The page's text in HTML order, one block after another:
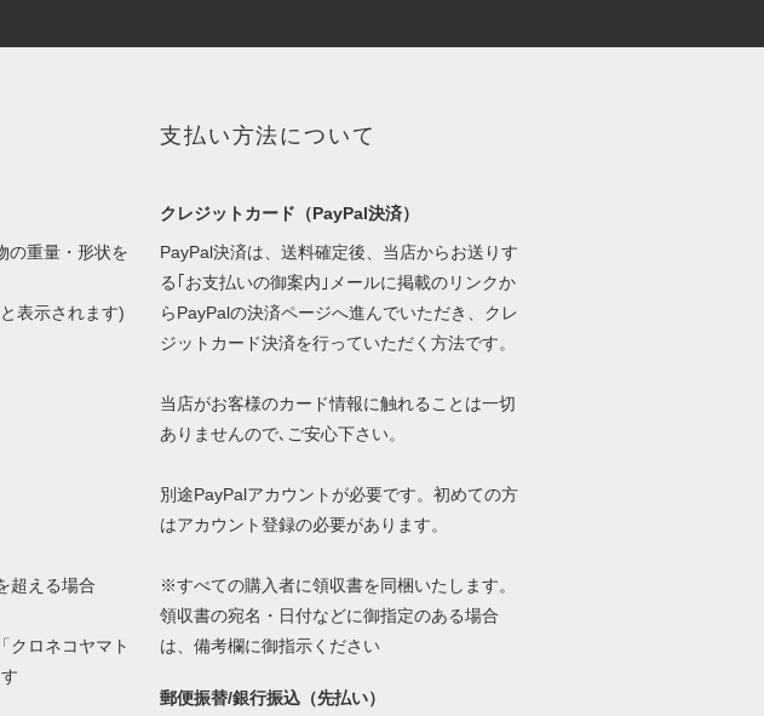
の重量・形状を
表示されます)
超える場合
クロネコヤマト
支払い方法について
クレジットカード（PayPal決済）
PayPal決済は、送料確定後、当店からお送りす
る｢お支払いの御案内｣メールに掲載のリンクか
らPayPalの決済ページへ進んでいただき、クレ
ジットカード決済を行っていただく方法です。
当店がお客様のカード情報に触れることは一切
ありませんので､ご安心下さい。
別途PayPalアカウントが必要です。初めての方
はアカウント登録の必要があります。
※すべての購入者に領収書を同梱いたします。
領収書の宛名・日付などに御指定のある場合
は、備考欄に御指示ください
郵便振替/銀行振込（先払い）